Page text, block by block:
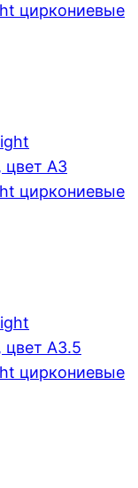
циркониевые
циркониевые
циркониевые